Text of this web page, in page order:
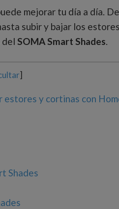
mejorar tu día a día.
subir y bajar los
del SOMA Smart Shades.
]
estores y cortinas con
Shades